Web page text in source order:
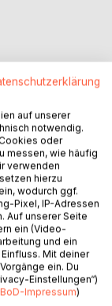
viele
gewohnter
sogar nicht
halt. Sie
Und nicht nur
auf unserer
notwendig.
oder
messen, wie häufig
verwenden
hierzu
wodurch ggf.
Pixel, IP-Adressen
Auf unserer Seite
ein (Video-
und ein
Mit deiner
ein. Du
Einstellungen“)
BoD-Impressum)